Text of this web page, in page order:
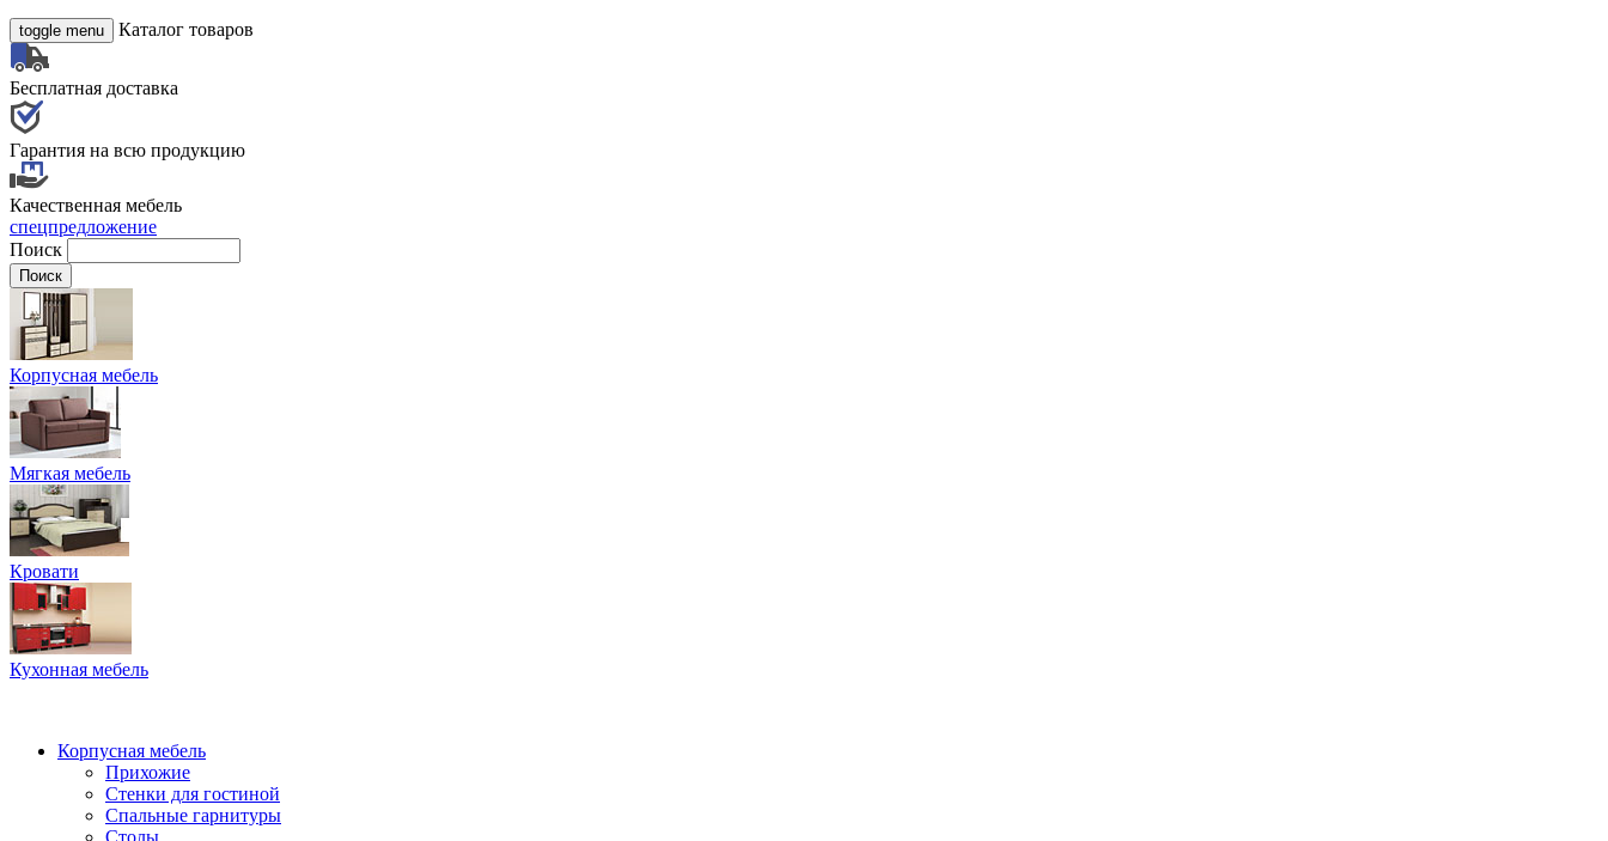
toggle menu Каталог товаров
Бесплатная доставка
Гарантия на всю продукцию
Качественная мебель
спецпредложение
Поиск
Корпусная мебель
Мягкая мебель
Кровати
Кухонная мебель
Корпусная мебель
Прихожие
Стенки для гостиной
Спальные гарнитуры
Столы